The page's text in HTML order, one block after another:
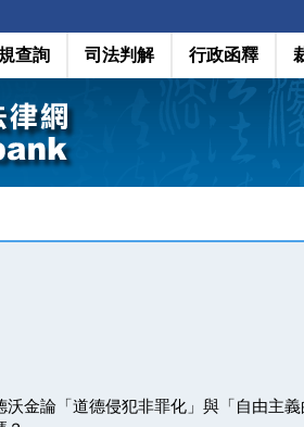
查詢 司法判解 行政函釋
沃金論「道德侵犯非罪化」與「自由主